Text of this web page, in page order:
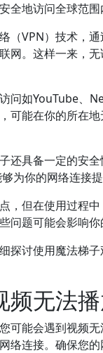
全地访问全球范围
（VPN）技术，
网。这样一来，
问如YouTube、
可能在你的所在
还具备一定的安
为你的网络连接
，但在使用过程
问题可能会影响
探讨使用魔法梯
频无法
可能会遇到视频
络连接。确保您